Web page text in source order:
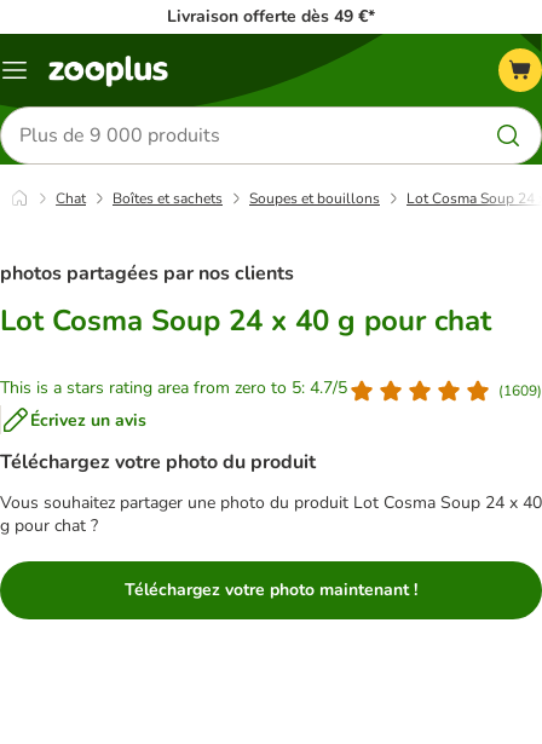
Livraison offerte dès 49 €*
Menu
Rechercher
des
produits
Chat Boîtes et sachets Soupes et bouillons Lot Cosma Soup 24
photos partagées par nos clients
Lot Cosma Soup 24 x 40 g pour chat
This is a stars rating area from zero to 5: 4.7/5 (1609)
Écrivez un avis
Téléchargez votre photo du produit
Vous souhaitez partager une photo du produit Lot Cosma Soup 24 x 40
g pour chat ?
Téléchargez votre photo maintenant !